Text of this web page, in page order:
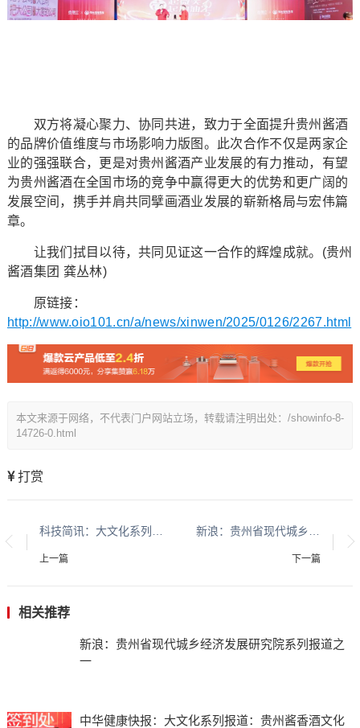
双方将凝心聚力、协同共进，致力于全面提升贵州酱酒
的品牌价值维度与市场影响力版图。此次合作不仅是两家企
业的强强联合，更是对贵州酱酒产业发展的有力推动，有望
为贵州酱酒在全国市场的竞争中赢得更大的优势和更广阔的
发展空间，携手并肩共同擘画酒业发展的崭新格局与宏伟篇
章。
让我们拭目以待，共同见证这一合作的辉煌成就。(贵州
酱酒集团 龚丛林)
原链接：
http://www.oio101.cn/a/news/xinwen/2025/0126/2267.html
本文来源于网络，不代表门户网站立场，转载请注明出处：/showinfo-8-
14726-0.html
打赏
上一篇 下一篇
相关推荐
新浪：贵州省现代城乡经济发展研究院系列报道之
一
中华健康快报：大文化系列报道：贵州酱香酒文化